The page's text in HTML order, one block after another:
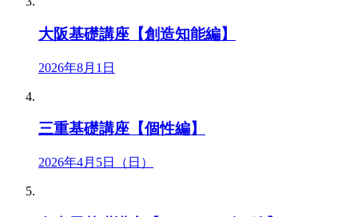
大阪基礎講座【創造知能編】
2026年8月1日
三重基礎講座【個性編】
2026年4月5日（日）